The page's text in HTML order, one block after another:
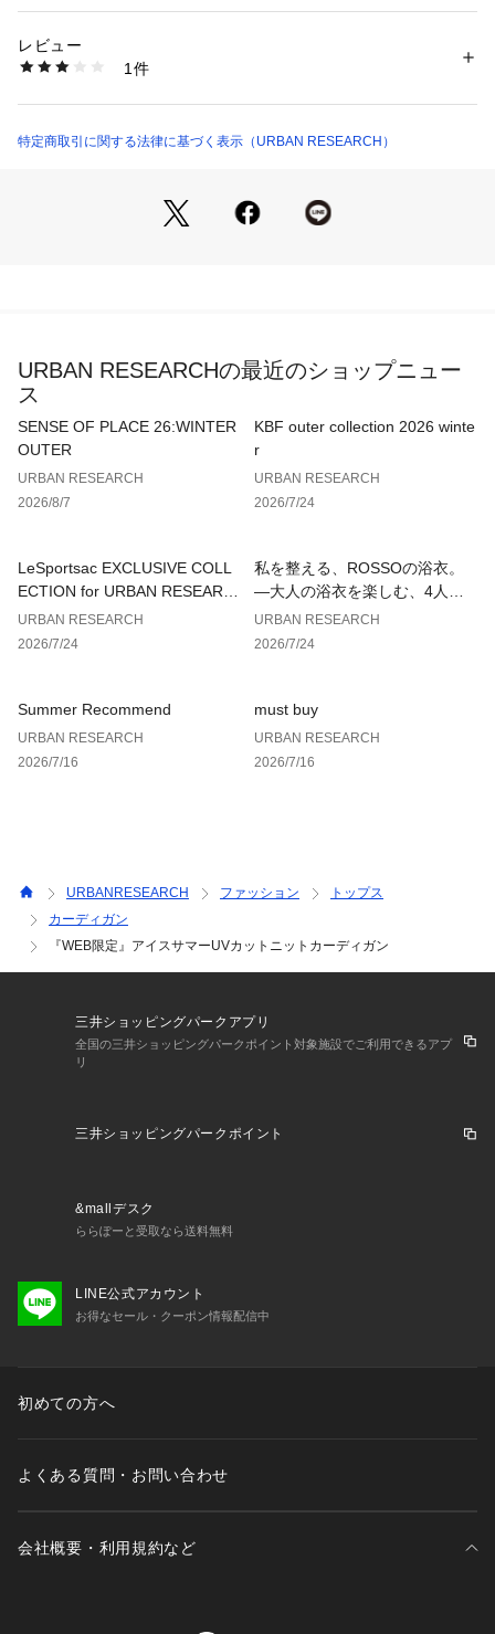
魅力。
シンプルなデザインで合わせるアイテムを選ばず、デイリーに
策にもおすすめ。
長すぎず短すぎない絶妙な着丈で、ワイドパンツやボリューム
スカート、ワンピースの羽織りにもおすすめ。さらりとしたハ
イゲージニット素材は、シーンを問わず活躍します。
※この商品は素材の特性上、水や湿気により、シミになりやす
と毛羽立ったりすることがありますのでご注意ください。
※商品画像は、光の当たり具合やパソコンなどの閲覧環境によ
り、実際の色味と異なって見える場合がございます。予めご了
承ください。
▼お気に入り登録のおすすめ▼
お気に入り登録された商品は、マイページにて現在の価格情報
や在庫状況の確認が可能です。
伸縮性 : ややあり
裏地 : なし
光沢 : なし
ポケット : なし
素材：レーヨン65% ナイロン35%
洗濯：-
※詳しい洗濯方法については、商品の品質表示タグをご覧ください
LA26230-2023202 （ショップ）
レビュー
1件
特定商取引に関する法律に基づく表示（URBAN RESEARCH）
URBAN RESEARCHの最近のショップニュー
ス
SENSE OF PLACE 26:WINTER
OUTER
URBAN RESEARCH
2026/8/7
KBF outer collection 2026 winte
r
URBAN RESEARCH
2026/7/24
LeSportsac EXCLUSIVE COLL
ECTION for URBAN RESEARC
H
URBAN RESEARCH
2026/7/24
私を整える、ROSSOの浴衣。
—大人の浴衣を楽しむ、4人のT
IPS—
URBAN RESEARCH
2026/7/24
Summer Recommend
URBAN RESEARCH
2026/7/16
must buy
URBAN RESEARCH
2026/7/16
URBANRESEARCH ファッション
トップス
カーディガン
『WEB限定』アイスサマーUVカットニットカーディガン
三井ショッピングパークアプリ
全国の三井ショッピングパークポイント対象施設でご利用できるアプ
リ
三井ショッピングパークポイント
&mallデスク
ららぽーと受取なら送料無料
LINE公式アカウント
お得なセール・クーポン情報配信中
初めての方へ
よくある質問・お問い合わせ
会社概要・利用規約など